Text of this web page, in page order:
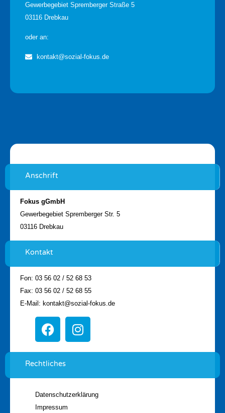
Gewerbegebiet Spremberger Straße 5
03116 Drebkau
oder an:
kontakt@sozial-fokus.de
Anschrift
Fokus gGmbH
Gewerbegebiet Spremberger Str. 5
03116 Drebkau
Kontakt
Fon: 03 56 02 / 52 68 53
Fax: 03 56 02 / 52 68 55
E-Mail: kontakt@sozial-fokus.de
Rechtliches
Datenschutzerklärung
Impressum